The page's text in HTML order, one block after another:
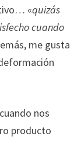
«quizás
cuando
me gusta
nos
producto